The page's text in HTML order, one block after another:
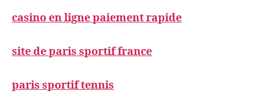
casino en ligne paiement rapide
site de paris sportif france
paris sportif tennis